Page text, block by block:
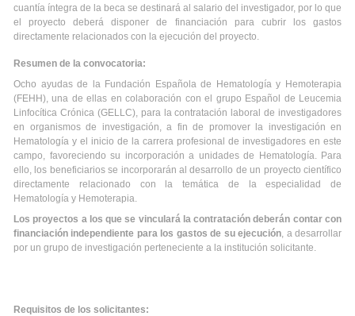
cuantía íntegra de la beca se destinará al salario del investigador, por lo que
el proyecto deberá disponer de financiación para cubrir los gastos
directamente relacionados con la ejecución del proyecto.
Resumen de la convocatoria:
Ocho ayudas de la Fundación Española de Hematología y Hemoterapia
(FEHH), una de ellas en colaboración con el grupo Español de Leucemia
Linfocítica Crónica (GELLC), para la contratación laboral de investigadores
en organismos de investigación, a fin de promover la investigación en
Hematología y el inicio de la carrera profesional de investigadores en este
campo, favoreciendo su incorporación a unidades de Hematología. Para
ello, los beneficiarios se incorporarán al desarrollo de un proyecto científico
directamente relacionado con la temática de la especialidad de
Hematología y Hemoterapia.
Los proyectos a los que se vinculará la contratación deberán contar con
financiación independiente para los gastos de su ejecución, a desarrollar
por un grupo de investigación perteneciente a la institución solicitante.
Requisitos de los solicitantes: